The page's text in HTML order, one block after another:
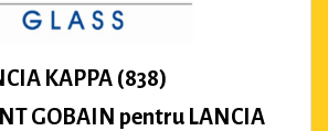
KAPPA (838)
GOBAIN pentru LANCIA